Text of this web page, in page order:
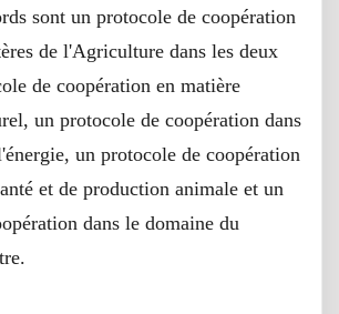
sont un protocole de coopération
de l'Agriculture dans les deux
de coopération en matière
un protocole de coopération dans
un protocole de coopération
et de production animale et un
dans le domaine du